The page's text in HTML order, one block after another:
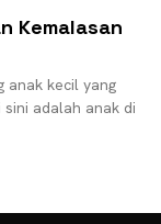
Kemalasan
anak kecil yang
adalah anak di